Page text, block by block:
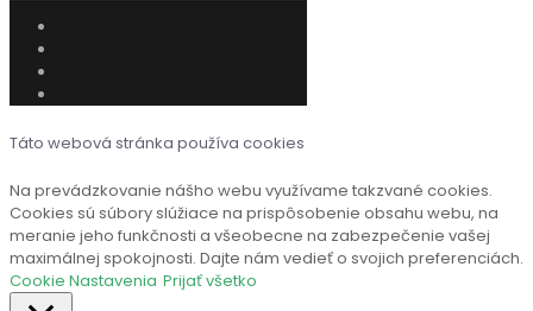
Táto webová stránka používa cookies
Na prevádzkovanie nášho webu využívame takzvané cookies.
Cookies sú súbory slúžiace na prispôsobenie obsahu webu, na
meranie jeho funkčnosti a všeobecne na zabezpečenie vašej
maximálnej spokojnosti. Dajte nám vedieť o svojich preferenciách.
Cookie Nastavenia Prijať všetko